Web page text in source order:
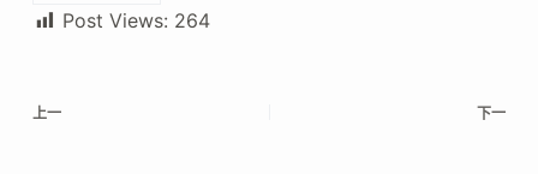
Post Views: 264
上一 下一